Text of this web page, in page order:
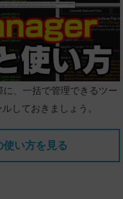
、一括で管理できるツー
しておきましょう。
い方を見る